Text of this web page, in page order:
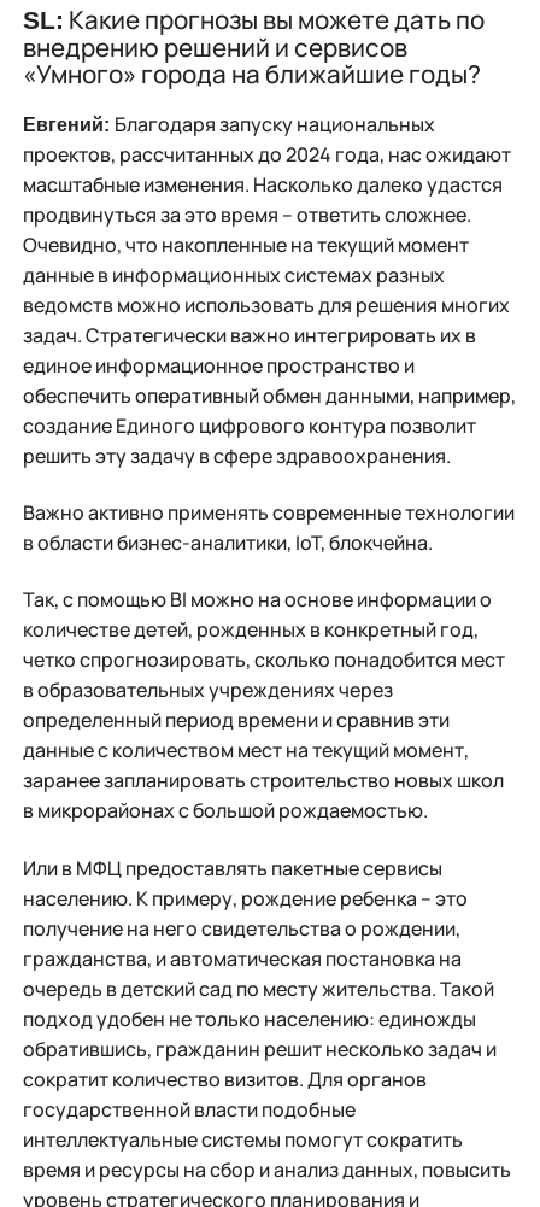
SL: Какие прогнозы вы можете дать по
внедрению решений и сервисов
«Умного» города на ближайшие годы?
Евгений: Благодаря запуску национальных
проектов, рассчитанных до 2024 года, нас ожидают
масштабные изменения. Насколько далеко удастся
продвинуться за это время – ответить сложнее.
Очевидно, что накопленные на текущий момент
данные в информационных системах разных
ведомств можно использовать для решения многих
задач. Стратегически важно интегрировать их в
единое информационное пространство и
обеспечить оперативный обмен данными, например,
создание Единого цифрового контура позволит
решить эту задачу в сфере здравоохранения.
Важно активно применять современные технологии
в области бизнес-аналитики, IoT, блокчейна.
Так, с помощью BI можно на основе информации о
количестве детей, рожденных в конкретный год,
четко спрогнозировать, сколько понадобится мест
в образовательных учреждениях через
определенный период времени и сравнив эти
данные с количеством мест на текущий момент,
заранее запланировать строительство новых школ
в микрорайонах с большой рождаемостью.
Или в МФЦ предоставлять пакетные сервисы
населению. К примеру, рождение ребенка – это
получение на него свидетельства о рождении,
гражданства, и автоматическая постановка на
очередь в детский сад по месту жительства. Такой
подход удобен не только населению: единожды
обратившись, гражданин решит несколько задач и
сократит количество визитов. Для органов
государственной власти подобные
интеллектуальные системы помогут сократить
время и ресурсы на сбор и анализ данных, повысить
уровень стратегического планирования и